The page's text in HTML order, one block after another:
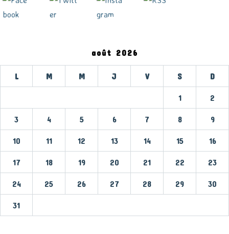
août 2026
L M M J V S D
1 2
3 4 5 6 7 8 9
10 11 12 13 14 15 16
17 18 19 20 21 22 23
24 25 26 27 28 29 30
31